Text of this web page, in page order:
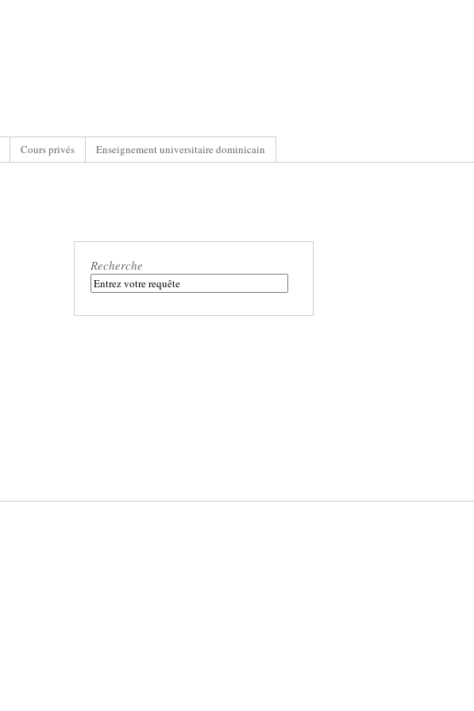
Cours privés
Enseignement universitaire dominicain
Recherche